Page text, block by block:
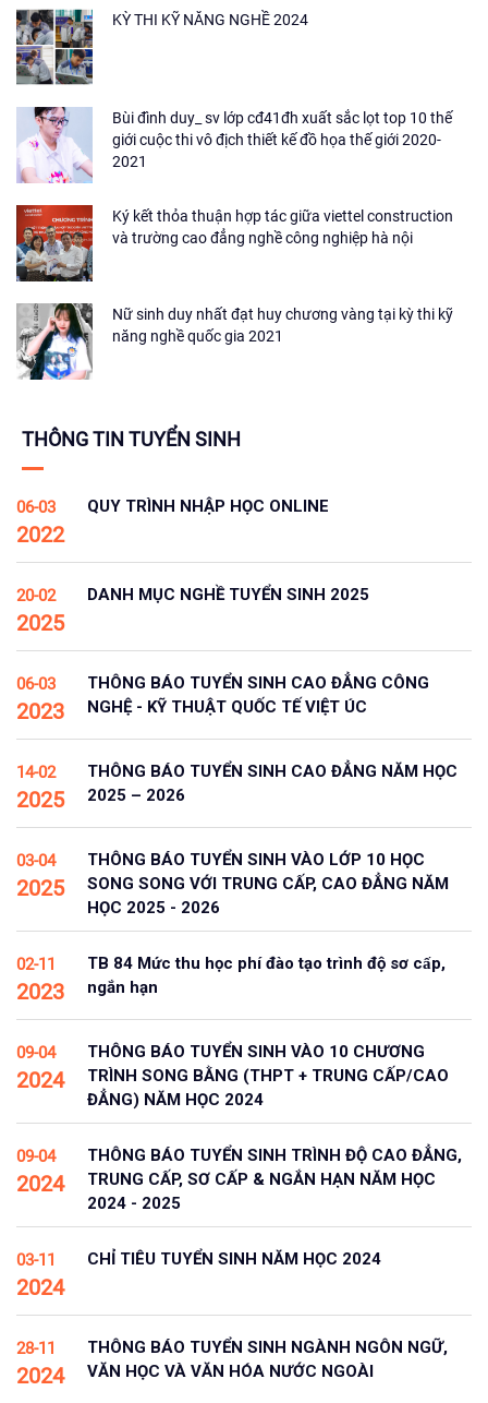
KỲ THI KỸ NĂNG NGHỀ 2024
Bùi đình duy_ sv lớp cđ41đh xuất sắc lọt top 10 thế
giới cuộc thi vô địch thiết kế đồ họa thế giới 2020-
2021
Ký kết thỏa thuận hợp tác giữa viettel construction
và trường cao đẳng nghề công nghiệp hà nội
Nữ sinh duy nhất đạt huy chương vàng tại kỳ thi kỹ
năng nghề quốc gia 2021
THÔNG TIN TUYỂN SINH
06-03
2022
QUY TRÌNH NHẬP HỌC ONLINE
20-02
2025
DANH MỤC NGHỀ TUYỂN SINH 2025
06-03
2023
THÔNG BÁO TUYỂN SINH CAO ĐẲNG CÔNG
NGHỆ - KỸ THUẬT QUỐC TẾ VIỆT ÚC
14-02
2025
THÔNG BÁO TUYỂN SINH CAO ĐẲNG NĂM HỌC
2025 – 2026
03-04
2025
THÔNG BÁO TUYỂN SINH VÀO LỚP 10 HỌC
SONG SONG VỚI TRUNG CẤP, CAO ĐẲNG NĂM
HỌC 2025 - 2026
02-11
2023
TB 84 Mức thu học phí đào tạo trình độ sơ cấp,
ngắn hạn
09-04
2024
THÔNG BÁO TUYỂN SINH VÀO 10 CHƯƠNG
TRÌNH SONG BẰNG (THPT + TRUNG CẤP/CAO
ĐẲNG) NĂM HỌC 2024
09-04
2024
THÔNG BÁO TUYỂN SINH TRÌNH ĐỘ CAO ĐẲNG,
TRUNG CẤP, SƠ CẤP & NGẮN HẠN NĂM HỌC
2024 - 2025
03-11
2024
CHỈ TIÊU TUYỂN SINH NĂM HỌC 2024
28-11
2024
THÔNG BÁO TUYỂN SINH NGÀNH NGÔN NGỮ,
VĂN HỌC VÀ VĂN HÓA NƯỚC NGOÀI